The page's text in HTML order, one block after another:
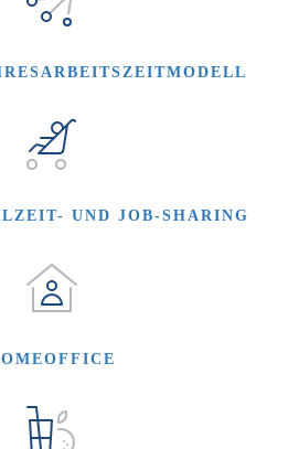
UND JOB-SHARING